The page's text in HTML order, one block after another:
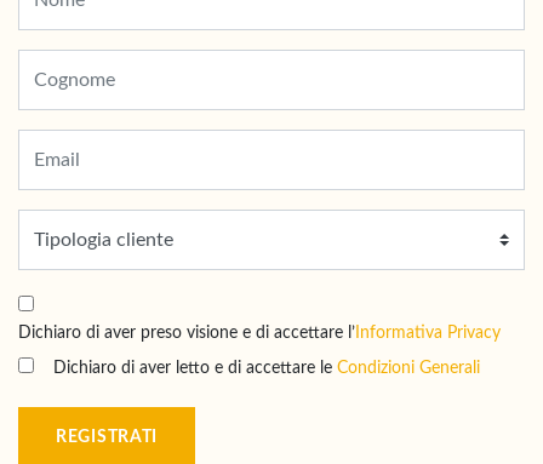
Dichiaro di aver preso visione e di accettare l’ Informativa Privacy
Dichiaro di aver letto e di accettare le Condizioni Generali
REGISTRATI